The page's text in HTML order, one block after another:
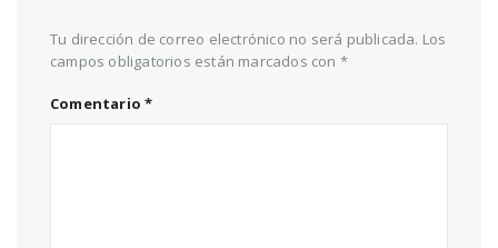
Tu dirección de correo electrónico no será publicada. Los
campos obligatorios están marcados con *
Comentario*